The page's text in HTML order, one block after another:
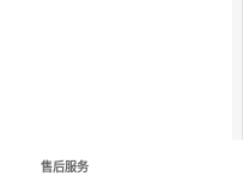
售后服务